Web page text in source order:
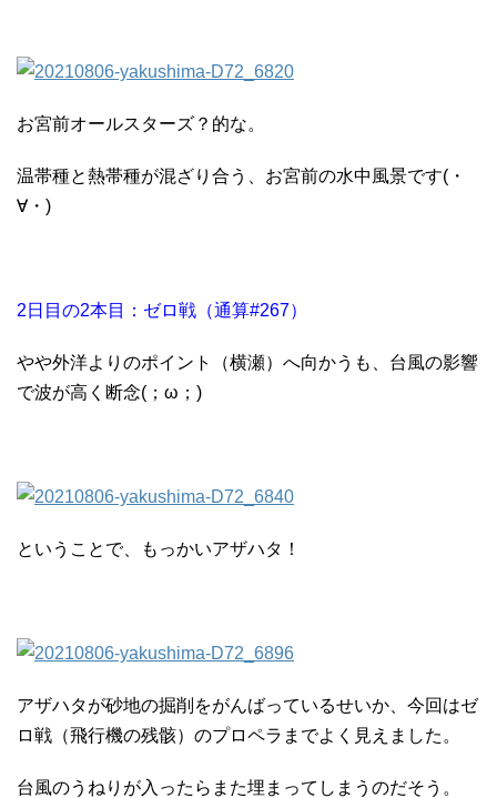
お宮前オールスターズ？的な。
温帯種と熱帯種が混ざり合う、お宮前の水中風景です(・
∀・)
2日目の2本目：ゼロ戦（通算#267）
やや外洋よりのポイント（横瀬）へ向かうも、台風の影響
で波が高く断念(；ω；)
ということで、もっかいアザハタ！
アザハタが砂地の掘削をがんばっているせいか、今回はゼ
ロ戦（飛行機の残骸）のプロペラまでよく見えました。
台風のうねりが入ったらまた埋まってしまうのだそう。